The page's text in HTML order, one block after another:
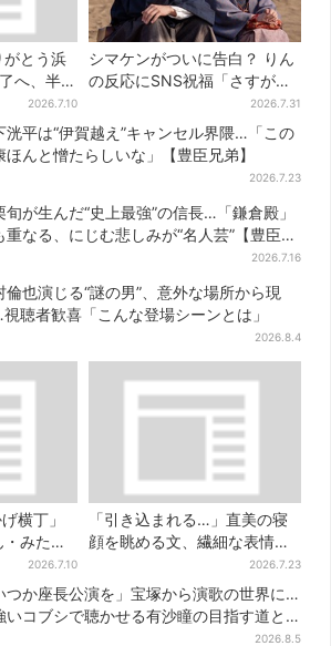
がとう浜
へ、半世
2026.7.10
シマケンがついに告白？ りん
の反応にSNS祝福「さすがに
2026.7.31
洸平は“伊賀越え”キャンセル界隈…「この
ほんと憎たらしいな」【豊臣兄弟】
2026.7.23
旬が生んだ“史上最強”の信長…「鎌倉殿」
重なる、にじむ悲しみが“名人芸”【豊臣兄
2026.7.16
倫也演じる“謎の男”、意外な場所から現
聴者歓喜「こんな登場シーンとは」
2026.8.4
横丁」
みたら
ど、名物
2026.7.10
「引き込まれる…」直美の寝
顔を眺める文、繊細な表情を
見せる内田滋の演技に称賛相
次ぐ
2026.7.23
つか座長公演を」宝塚から演歌の世界に…
いコブシで聴かせる有沙瞳の目指す道と
2026.8.5